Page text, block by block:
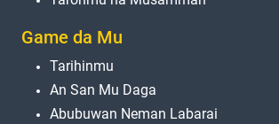
Game da Mu
Tarihinmu
An San Mu Daga
Abubuwan Neman Labarai